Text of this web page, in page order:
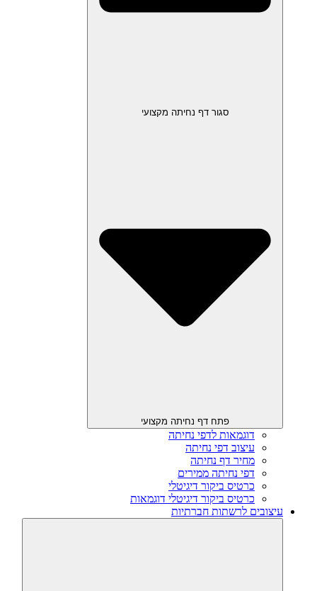
סגור דף נחיתה מקצועי
פתח דף נחיתה מקצועי
דוגמאות לדפי נחיתה
עיצוב דפי נחיתה
מחיר דף נחיתה
דפי נחיתה ממירים
כרטיס ביקור דיגיטלי
כרטיס ביקור דיגיטלי דוגמאות
עיצובים לרשתות חברתיות